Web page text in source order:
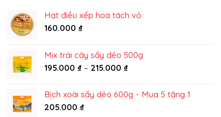
thống
từ
Công
từ
King
Food
Hạt điều xếp hoa tách vỏ
160.000 ₫
Mix trái cây sấy dẻo 500g
195.000 ₫ – 215.000 ₫Khoảng
195.000 ₫
Bịch xoài sấy dẻo 600g - Mua 5 tặng 1
205.000 ₫